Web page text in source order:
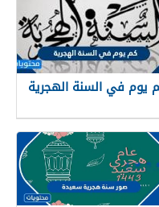
يوم في السنة الهجرية